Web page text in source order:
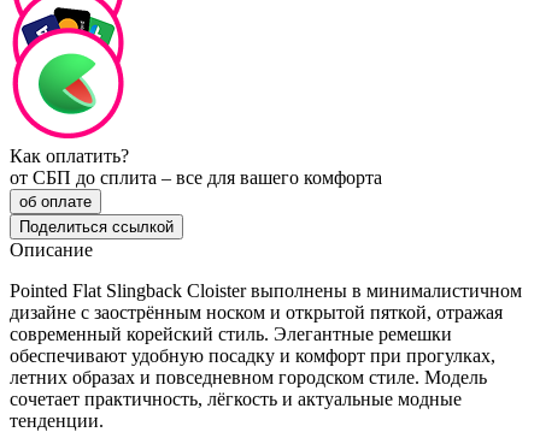
Как оплатить?
от СБП до сплита – все для вашего комфорта
об оплате
Поделиться ссылкой
Описание
Pointed Flat Slingback Cloister выполнены в минималистичном
дизайне с заострённым носком и открытой пяткой, отражая
современный корейский стиль. Элегантные ремешки
обеспечивают удобную посадку и комфорт при прогулках,
летних образах и повседневном городском стиле. Модель
сочетает практичность, лёгкость и актуальные модные
тенденции.